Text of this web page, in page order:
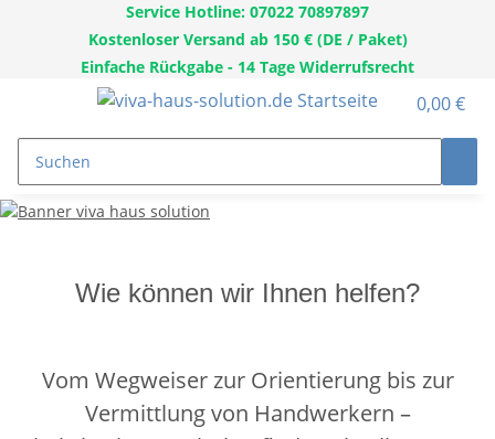
Service Hotline: 07022 70897897
Kostenloser Versand ab 150 € (DE / Paket)
Einfache Rückgabe - 14 Tage Widerrufsrecht
0,00 €
Wie können wir Ihnen helfen?
Vom Wegweiser zur Orientierung bis zur
Vermittlung von Handwerkern –